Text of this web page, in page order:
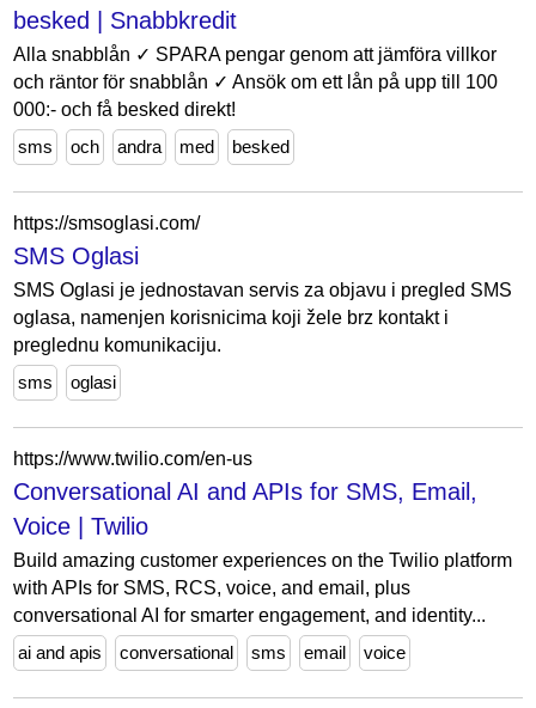
besked | Snabbkredit
Alla snabblån ✓ SPARA pengar genom att jämföra villkor
och räntor för snabblån ✓ Ansök om ett lån på upp till 100
000:- och få besked direkt!
sms
och andra med besked
https://smsoglasi.com/
SMS Oglasi
SMS Oglasi je jednostavan servis za objavu i pregled SMS
oglasa, namenjen korisnicima koji žele brz kontakt i
preglednu komunikaciju.
sms
oglasi
https://www.twilio.com/en-us
Conversational AI and APIs for SMS, Email,
Voice | Twilio
Build amazing customer experiences on the Twilio platform
with APIs for SMS, RCS, voice, and email, plus
conversational AI for smarter engagement, and identity...
ai and apis
conversational sms email voice